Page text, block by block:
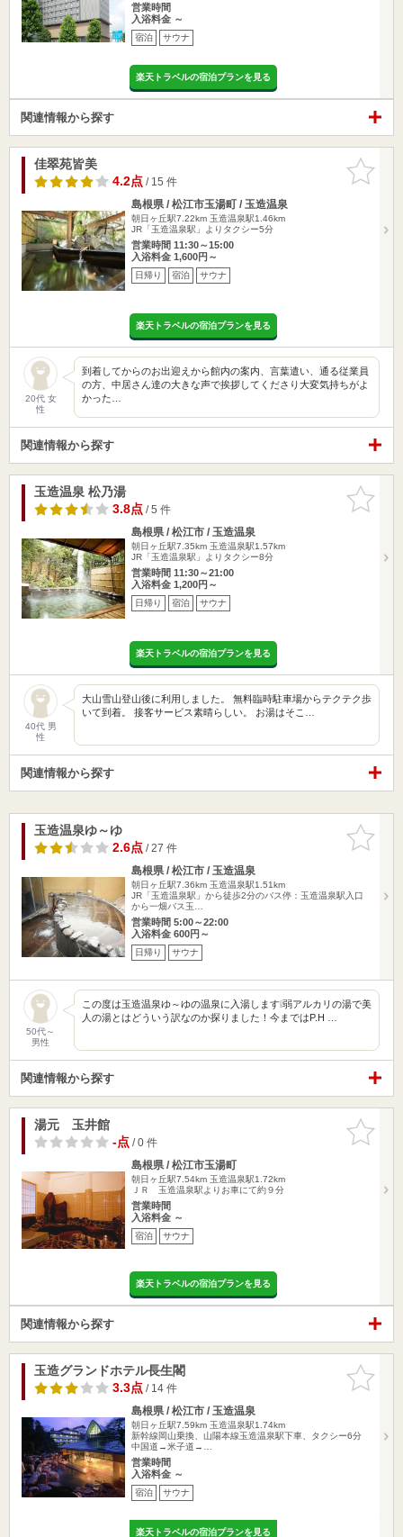
営業時間
入浴料金 ～
宿泊 サウナ
楽天トラベルの宿泊プランを見る
関連情報から探す
お気に入
りに追加
佳翠苑皆美
4.2点/ 15 件
島根県 / 松江市玉湯町 / 玉造温泉
朝日ヶ丘駅7.22km 玉造温泉駅1.46km
JR「玉造温泉駅」よりタクシー5分
営業時間 11:30～15:00
入浴料金 1,600円～
日帰り 宿泊 サウナ
楽天トラベルの宿泊プランを見る
20代 女
性
到着してからのお出迎えから館内の案内、言葉遣い、通る従業員
の方、中居さん達の大きな声で挨拶してくださり大変気持ちがよ
かった…
関連情報から探す
お気に入
りに追加
玉造温泉 松乃湯
3.8点/ 5 件
島根県 / 松江市 / 玉造温泉
朝日ヶ丘駅7.35km 玉造温泉駅1.57km
JR「玉造温泉駅」よりタクシー8分
営業時間 11:30～21:00
入浴料金 1,200円～
日帰り 宿泊 サウナ
楽天トラベルの宿泊プランを見る
40代 男
性
大山雪山登山後に利用しました。 無料臨時駐車場からテクテク歩
いて到着。 接客サービス素晴らしい。 お湯はそこ…
関連情報から探す
お気に入
りに追加
玉造温泉ゆ～ゆ
2.6点/ 27 件
島根県 / 松江市 / 玉造温泉
朝日ヶ丘駅7.36km 玉造温泉駅1.51km
JR「玉造温泉駅」から徒歩2分のバス停：玉造温泉駅入口
から一畑バス玉…
営業時間 5:00～22:00
入浴料金 600円～
日帰り サウナ
50代～
男性
この度は玉造温泉ゆ～ゆの温泉に入湯します❕弱アルカリの湯で美
人の湯とはどういう訳なのか探りました！今まではP.H …
関連情報から探す
お気に入
りに追加
湯元 玉井館
-点/ 0 件
島根県 / 松江市玉湯町
朝日ヶ丘駅7.54km 玉造温泉駅1.72km
ＪＲ 玉造温泉駅よりお車にて約９分
営業時間
入浴料金 ～
宿泊 サウナ
楽天トラベルの宿泊プランを見る
関連情報から探す
お気に入
りに追加
玉造グランドホテル長生閣
3.3点/ 14 件
島根県 / 松江市 / 玉造温泉
朝日ヶ丘駅7.59km 玉造温泉駅1.74km
新幹線岡山乗換、山陽本線玉造温泉駅下車、タクシー6分
中国道→米子道→…
営業時間
入浴料金 ～
宿泊 サウナ
楽天トラベルの宿泊プランを見る